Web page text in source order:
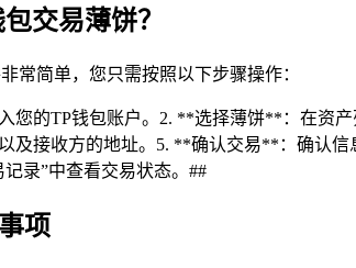
交易薄饼？
常简单，您只需按照以下步骤操作：
您的TP钱包账户。2. **选择薄饼**：在资
及接收方的地址。5. **确认交易**：确认
录”中查看交易状态。##
项